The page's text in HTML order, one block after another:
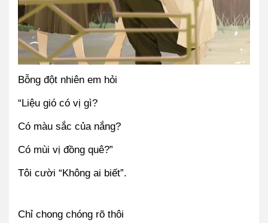
Bỗng đột nhiên em hỏi
“Liệu gió có vị gì?
Có màu sắc của nắng?
Có mùi vị đồng quê?”
Tôi cười “Không ai biết”.
Chỉ chong chóng rõ thôi